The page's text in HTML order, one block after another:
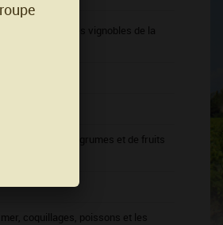
faisant partie des vignobles de la
pierre à fusil, d'agrumes et de fruits
coquillages, poissons et les